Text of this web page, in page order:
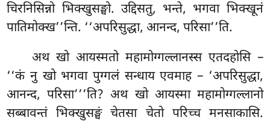
चिरनिसिन्नो भिक्खुसङ्घो. उद्दिसतु, भन्ते, भगवा भिक्खूनं
पातिमोक्ख’’न्ति. ‘‘अपरिसुद्धा, आनन्द, परिसा’’ति.
अथ खो आयस्मतो महामोग्गल्लानस्स एतदहोसि –
‘‘कं नु खो भगवा पुग्गलं सन्धाय एवमाह – ‘अपरिसुद्धा,
आनन्द, परिसा’’’ति? अथ खो आयस्मा महामोग्गल्लानो
सब्बावन्तं भिक्खुसङ्घं चेतसा चेतो परिच्च मनसाकासि.